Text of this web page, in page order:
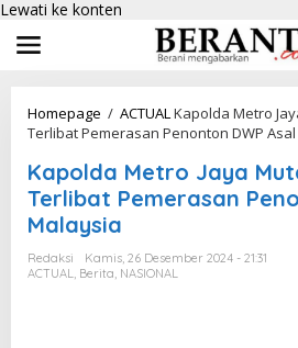
Lewati ke konten
Homepage / ACTUALKapolda Metro
Terlibat Pemerasan Penonton DWP
Kapolda Metro Jaya
Terlibat Pemerasan
Malaysia
Redaksi
Kamis, 26 Desember 2024 - 21:31
ACTUAL, Berita, NASIONAL